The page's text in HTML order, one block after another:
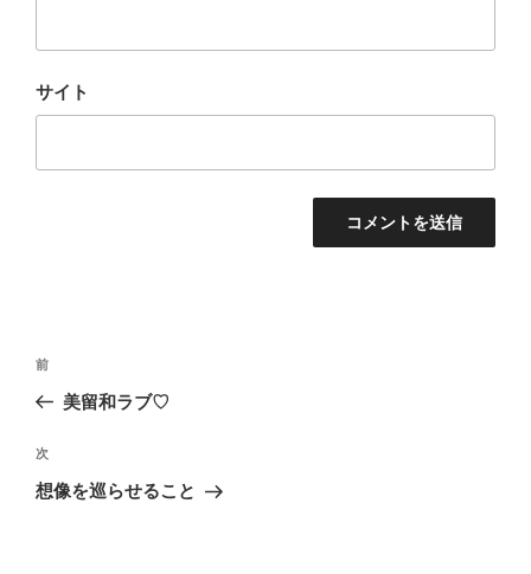
サイト
投
ビ
ゲ
前
の
稿
前
美留和ラブ♡
次
の
次
想像を巡らせること